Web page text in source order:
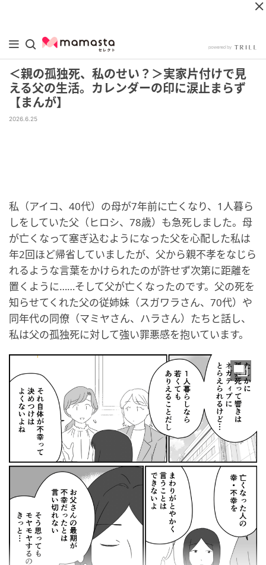
＜親の孤独死、私のせい？＞実家片付けで見
える父の生活。カレンダーの印に涙止まらず
【まんが】
2026.6.25
私（アイコ、40代）の母が7年前に亡くなり、1人暮ら
しをしていた父（ヒロシ、78歳）も急死しました。母
が亡くなって塞ぎ込むようになった父を心配した私は
年2回ほど帰省していましたが、父から親不孝をなじら
れるような言葉をかけられたのが許せず次第に距離を
置くように……そして父が亡くなったのです。父の死を
知らせてくれた父の従姉妹（スガワラさん、70代）や
同年代の同僚（マミヤさん、ハラさん）たちと話し、
私は父の孤独死に対して強い罪悪感を抱いています。